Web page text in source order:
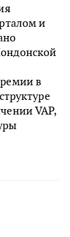
и
в
VAP,